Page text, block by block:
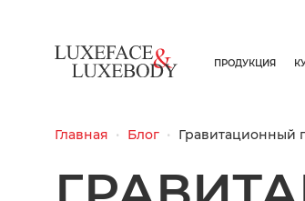
ПРОДУКЦИЯ
Главная Блог Гравитационный